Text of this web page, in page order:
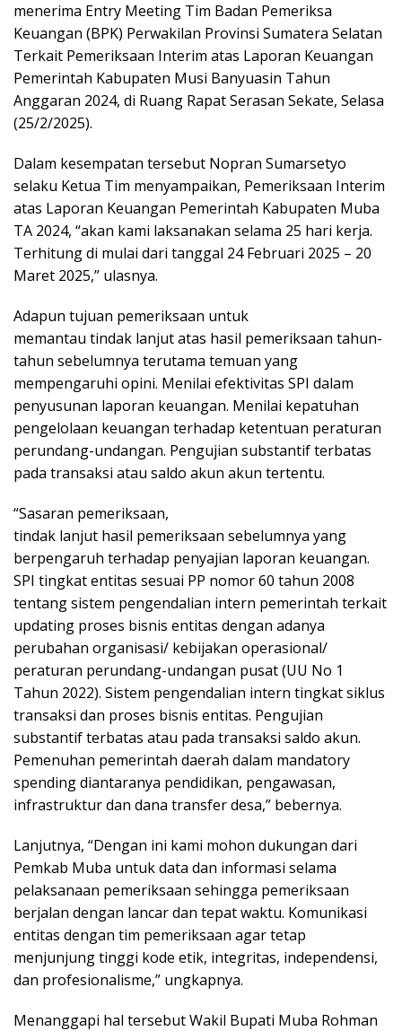
menerima Entry Meeting Tim Badan Pemeriksa
Keuangan (BPK) Perwakilan Provinsi Sumatera Selatan
Terkait Pemeriksaan Interim atas Laporan Keuangan
Pemerintah Kabupaten Musi Banyuasin Tahun
Anggaran 2024, di Ruang Rapat Serasan Sekate, Selasa
(25/2/2025).
Dalam kesempatan tersebut Nopran Sumarsetyo
selaku Ketua Tim menyampaikan, Pemeriksaan Interim
atas Laporan Keuangan Pemerintah Kabupaten Muba
TA 2024, “akan kami laksanakan selama 25 hari kerja.
Terhitung di mulai dari tanggal 24 Februari 2025 – 20
Maret 2025,” ulasnya.
Adapun tujuan pemeriksaan untuk
memantau tindak lanjut atas hasil pemeriksaan tahun-
tahun sebelumnya terutama temuan yang
mempengaruhi opini. Menilai efektivitas SPI dalam
penyusunan laporan keuangan. Menilai kepatuhan
pengelolaan keuangan terhadap ketentuan peraturan
perundang-undangan. Pengujian substantif terbatas
pada transaksi atau saldo akun akun tertentu.
“Sasaran pemeriksaan,
tindak lanjut hasil pemeriksaan sebelumnya yang
berpengaruh terhadap penyajian laporan keuangan.
SPI tingkat entitas sesuai PP nomor 60 tahun 2008
tentang sistem pengendalian intern pemerintah terkait
updating proses bisnis entitas dengan adanya
perubahan organisasi/ kebijakan operasional/
peraturan perundang-undangan pusat (UU No 1
Tahun 2022). Sistem pengendalian intern tingkat siklus
transaksi dan proses bisnis entitas. Pengujian
substantif terbatas atau pada transaksi saldo akun.
Pemenuhan pemerintah daerah dalam mandatory
spending diantaranya pendidikan, pengawasan,
infrastruktur dan dana transfer desa,” bebernya.
Lanjutnya, “Dengan ini kami mohon dukungan dari
Pemkab Muba untuk data dan informasi selama
pelaksanaan pemeriksaan sehingga pemeriksaan
berjalan dengan lancar dan tepat waktu. Komunikasi
entitas dengan tim pemeriksaan agar tetap
menjunjung tinggi kode etik, integritas, independensi,
dan profesionalisme,” ungkapnya.
Menanggapi hal tersebut Wakil Bupati Muba Rohman